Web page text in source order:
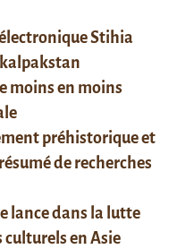
Stihia
moins en moins
préhistorique et
de recherches
lance dans la lutte
en Asie